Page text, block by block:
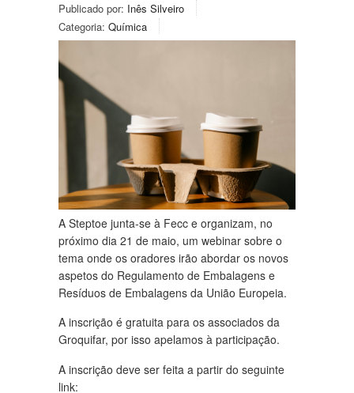
Publicado por: Inês Silveiro
Categoria: Química
A Steptoe junta-se à Fecc e organizam, no
próximo dia 21 de maio, um webinar sobre o
tema onde os oradores irão abordar os novos
aspetos do Regulamento de Embalagens e
Resíduos de Embalagens da União Europeia.
A inscrição é gratuita para os associados da
Groquifar, por isso apelamos à participação.
A inscrição deve ser feita a partir do seguinte
link: